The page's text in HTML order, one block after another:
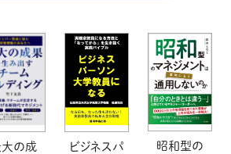
大の成
ビジネスパ
昭和型の